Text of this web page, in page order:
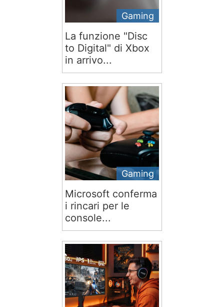
Gaming
La funzione "Disc
to Digital" di Xbox
in arrivo...
Gaming
Microsoft conferma
i rincari per le
console...